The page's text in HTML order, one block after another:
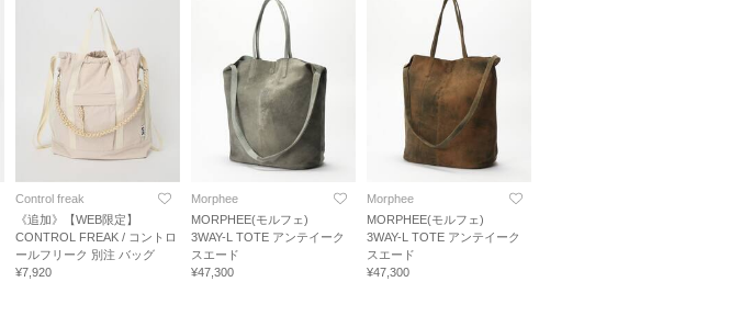
Control freak
《追加》【WEB限定】
CONTROL FREAK / コントロ
ールフリーク 別注 バッグ
¥7,920
Morphee
MORPHEE(モルフェ)
3WAY-L TOTE アンテイーク
スエード
¥47,300
Morphee
MORPHEE(モルフェ)
3WAY-L TOTE アンテイーク
スエード
¥47,300